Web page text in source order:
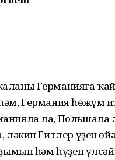
Германияға
Германия һөжүм
ла, Польшала
ләкин Гитлер үҙен
һәм һүҙен үлсәй